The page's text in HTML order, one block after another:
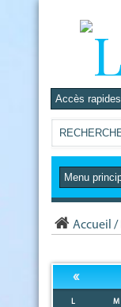
Accueil /
«
L M